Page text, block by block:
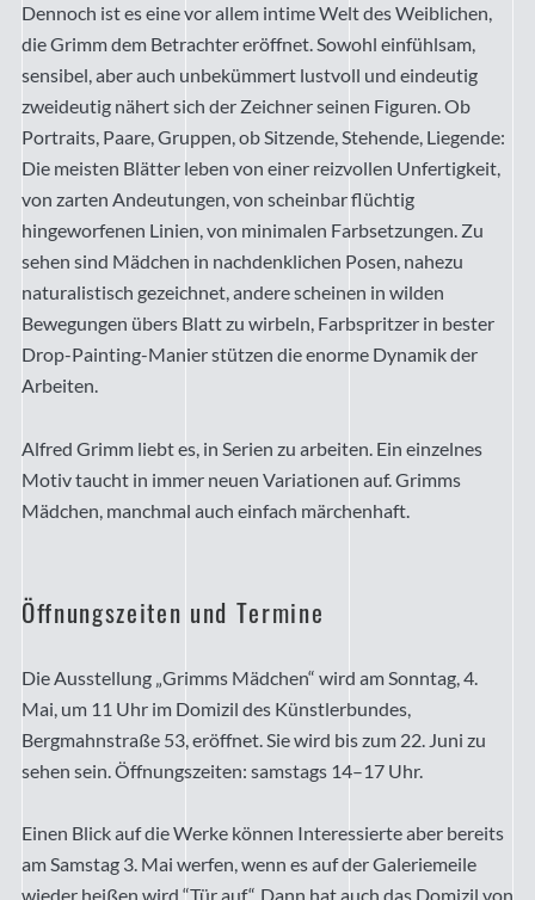
Dennoch ist es eine vor allem intime Welt des Weiblichen,
die Grimm dem Betrachter eröffnet. Sowohl einfühlsam,
sensibel, aber auch unbekümmert lustvoll und eindeutig
zweideutig nähert sich der Zeichner seinen Figuren. Ob
Portraits, Paare, Gruppen, ob Sitzende, Stehende, Liegende:
Die meisten Blätter leben von einer reizvollen Unfertigkeit,
von zarten Andeutungen, von scheinbar flüchtig
hingeworfenen Linien, von minimalen Farbsetzungen. Zu
sehen sind Mädchen in nachdenklichen Posen, nahezu
naturalistisch gezeichnet, andere scheinen in wilden
Bewegungen übers Blatt zu wirbeln, Farbspritzer in bester
Drop-Painting-Manier stützen die enorme Dynamik der
Arbeiten.
Alfred Grimm liebt es, in Serien zu arbeiten. Ein einzelnes
Motiv taucht in immer neuen Variationen auf. Grimms
Mädchen, manchmal auch einfach märchenhaft.
Öffnungszeiten und Termine
Die Ausstellung „Grimms Mädchen“ wird am Sonntag, 4.
Mai, um 11 Uhr im Domizil des Künstlerbundes,
Bergmahnstraße 53, eröffnet. Sie wird bis zum 22. Juni zu
sehen sein. Öffnungszeiten: samstags 14–17 Uhr.
Einen Blick auf die Werke können Interessierte aber bereits
am Samstag 3. Mai werfen, wenn es auf der Galeriemeile
wieder heißen wird “Tür auf“. Dann hat auch das Domizil von